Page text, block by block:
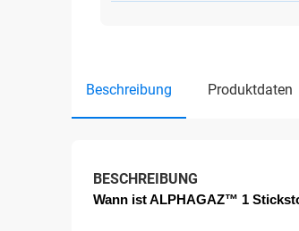
beschreibung produktdaten
BESCHREIBUNG
Wann ist ALPHAGAZ™ 1